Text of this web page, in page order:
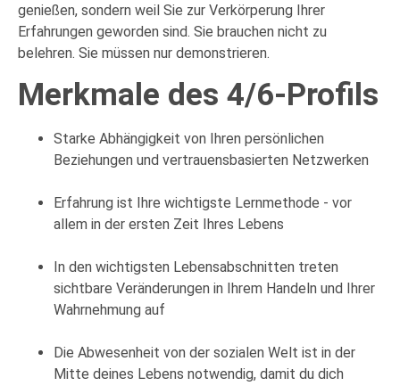
genießen, sondern weil Sie zur Verkörperung Ihrer
Erfahrungen geworden sind. Sie brauchen nicht zu
belehren. Sie müssen nur demonstrieren.
Merkmale des 4/6-Profils
Starke Abhängigkeit von Ihren persönlichen
Beziehungen und vertrauensbasierten Netzwerken
Erfahrung ist Ihre wichtigste Lernmethode - vor
allem in der ersten Zeit Ihres Lebens
In den wichtigsten Lebensabschnitten treten
sichtbare Veränderungen in Ihrem Handeln und Ihrer
Wahrnehmung auf
Die Abwesenheit von der sozialen Welt ist in der
Mitte deines Lebens notwendig, damit du dich